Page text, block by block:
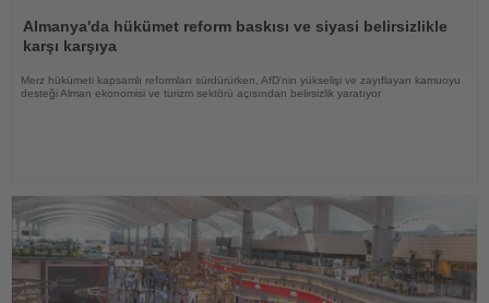
Oku
Almanya'da hükümet reform baskısı ve siyasi belirsizlikle
karşı karşıya
Merz hükümeti kapsamlı reformları sürdürürken, AfD'nin yükselişi ve zayıflayan kamuoyu
desteği Alman ekonomisi ve turizm sektörü açısından belirsizlik yaratıyor